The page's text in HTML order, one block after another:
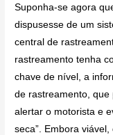
Suponha-se agora
dispusesse de um
central de
rastreamento tenha
chave de nível, a
de rastreamento, que
alertar o motorista e
seca”. Embora